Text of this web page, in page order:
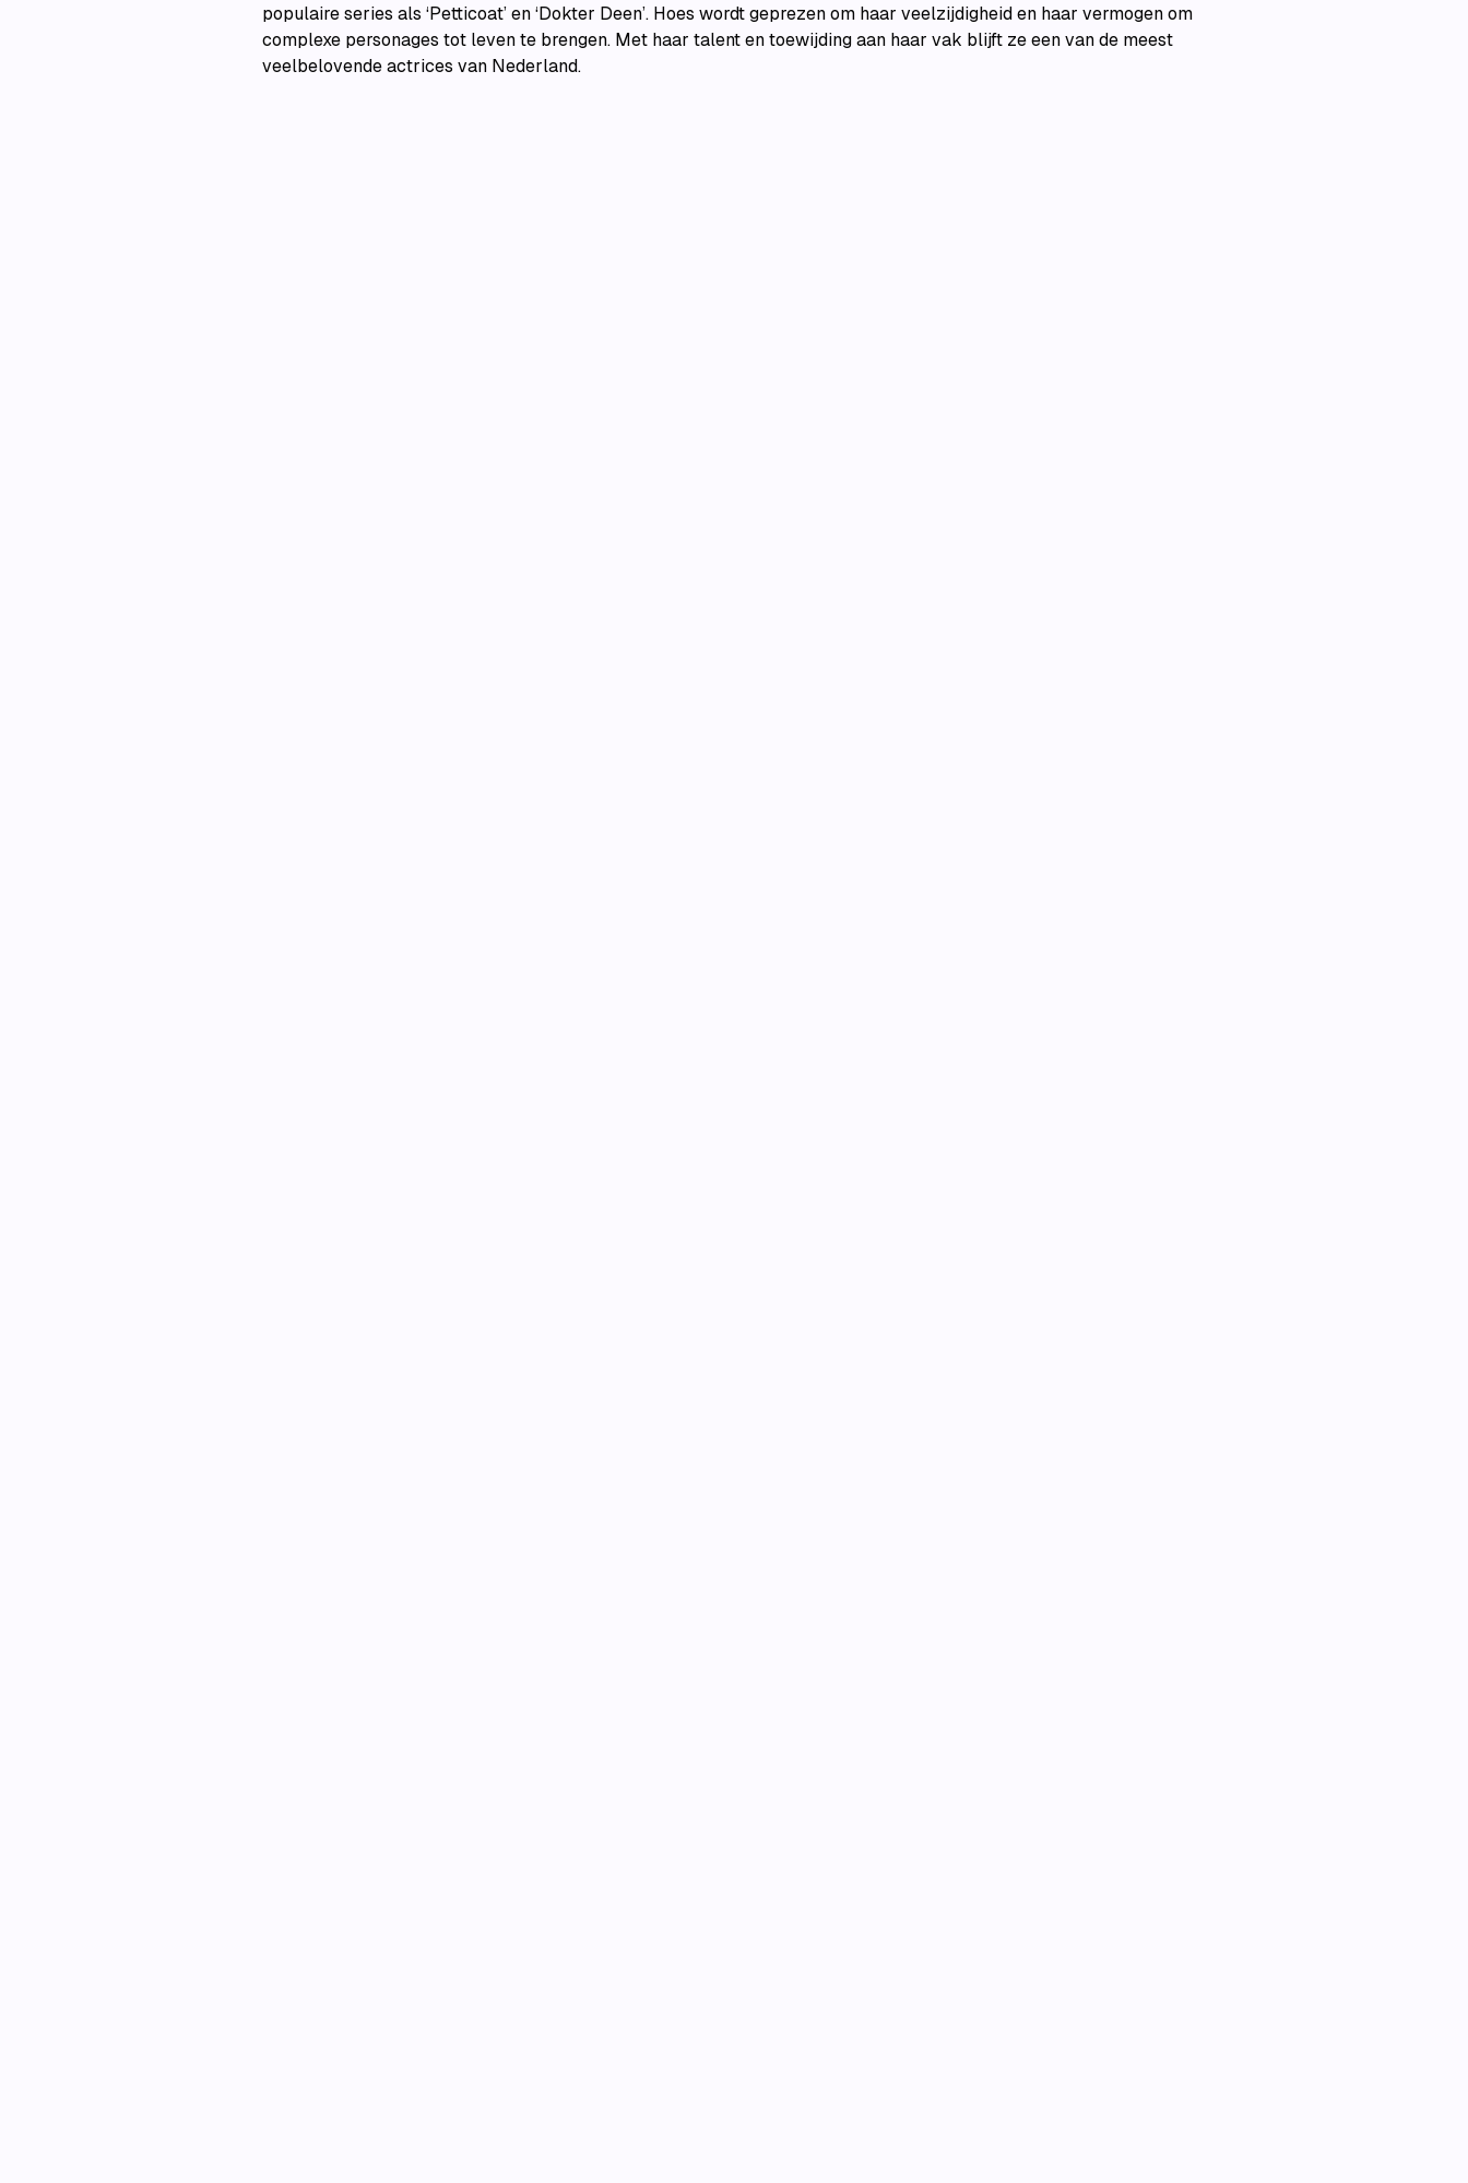
populaire series als ‘Petticoat’ en ‘Dokter Deen’. Hoes wordt geprezen om haar veelzijdigheid en haar vermogen om
complexe personages tot leven te brengen. Met haar talent en toewijding aan haar vak blijft ze een van de meest
veelbelovende actrices van Nederland.